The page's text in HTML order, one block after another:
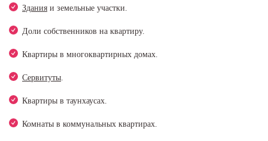
Здания и земельные участки.
Доли собственников на квартиру.
Квартиры в многоквартирных домах.
Сервитуты
Квартиры в таунхаусах.
Комнаты в коммунальных квартирах.